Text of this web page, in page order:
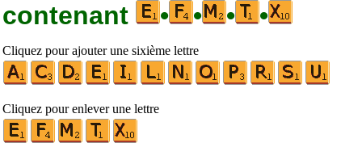
contenant
• • • •
Cliquez pour ajouter une sixième lettre
Cliquez pour enlever une lettre